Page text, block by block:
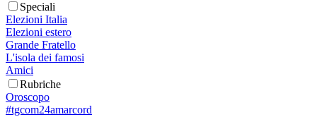
Speciali
Elezioni Italia
Elezioni estero
Grande Fratello
L'isola dei famosi
Amici
Rubriche
Oroscopo
#tgcom24amarcord